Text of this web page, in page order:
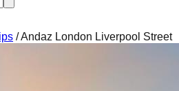
/Andaz London Liverpool Street